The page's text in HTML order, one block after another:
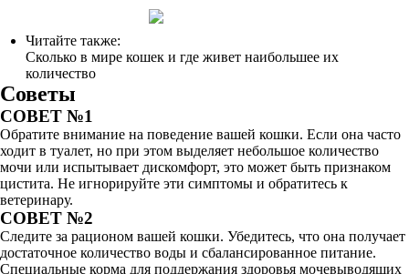
Читайте также:
Сколько в мире кошек и где живет наибольшее их
количество
Советы
СОВЕТ №1
Обратите внимание на поведение вашей кошки. Если она часто
ходит в туалет, но при этом выделяет небольшое количество
мочи или испытывает дискомфорт, это может быть признаком
цистита. Не игнорируйте эти симптомы и обратитесь к
ветеринару.
СОВЕТ №2
Следите за рационом вашей кошки. Убедитесь, что она получает
достаточное количество воды и сбалансированное питание.
Специальные корма для поддержания здоровья мочевыводящих